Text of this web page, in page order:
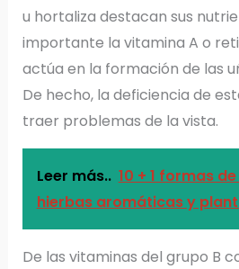
u hortaliza destacan sus
importante la vitamina A o
actúa en la formación de las
De hecho, la deficiencia de
traer problemas de la vista.
Leer más.. 10 + 1 formas
hierbas aromáticas y
De las vitaminas del grupo B